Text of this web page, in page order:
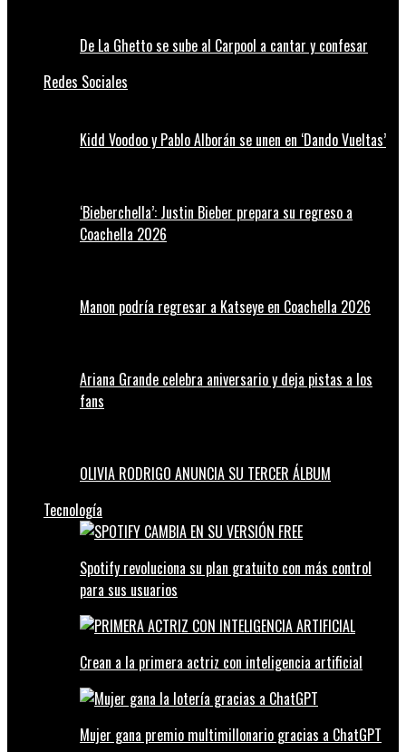
De La Ghetto se sube al Carpool a cantar y confesar
Redes Sociales
Kidd Voodoo y Pablo Alborán se unen en ‘Dando Vueltas’
‘Bieberchella’: Justin Bieber prepara su regreso a
Coachella 2026
Manon podría regresar a Katseye en Coachella 2026
Ariana Grande celebra aniversario y deja pistas a los
fans
OLIVIA RODRIGO ANUNCIA SU TERCER ÁLBUM
Tecnología
Spotify revoluciona su plan gratuito con más control
para sus usuarios
Crean a la primera actriz con inteligencia artificial
Mujer gana premio multimillonario gracias a ChatGPT